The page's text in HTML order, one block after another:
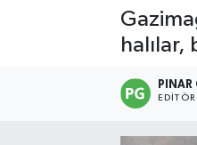
PINAR
EDITÖR